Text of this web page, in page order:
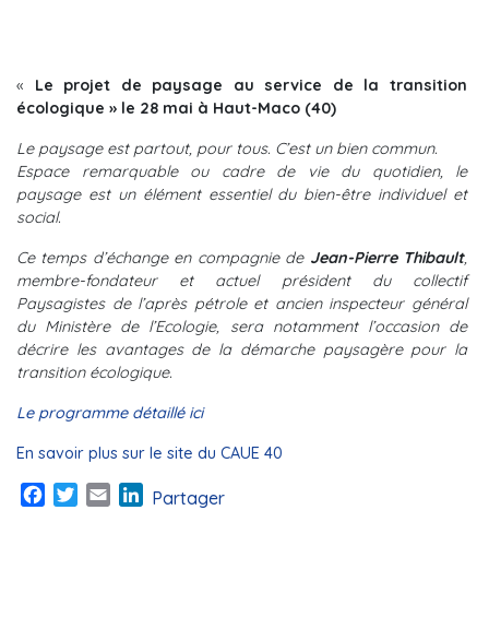
« Le projet de paysage au service de la transition
écologique » le 28 mai à Haut-Maco (40)
Le paysage est partout, pour tous. C’est un bien commun.
Espace remarquable ou cadre de vie du quotidien, le
paysage est un élément essentiel du bien-être individuel et
social.
Ce temps d’échange en compagnie de Jean-Pierre Thibault,
membre-fondateur et actuel président du collectif
Paysagistes de l’après pétroleet ancien inspecteur général
du Ministère de l’Ecologie, sera notamment l’occasion de
décrire les avantages de la démarche paysagère pour la
transition écologique.
Le programme détaillé ici
En savoir plus sur le site du CAUE 40
Facebook
TwitterEmail LinkedIn
Partager